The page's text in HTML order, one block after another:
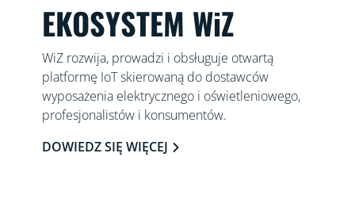
EKOSYSTEM WiZ
WiZ rozwija, prowadzi i obsługuje otwartą
platformę IoT skierowaną do dostawców
wyposażenia elektrycznego i oświetleniowego,
profesjonalistów i konsumentów.
DOWIEDZ SIĘ WIĘCEJ